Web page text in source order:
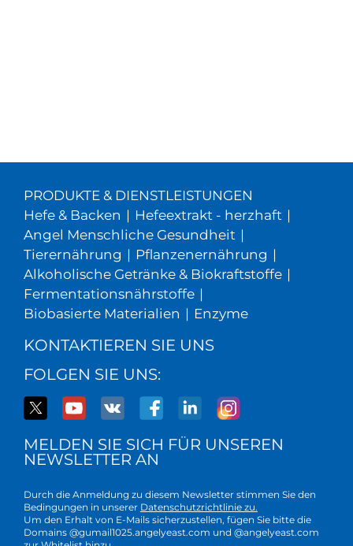
PRODUKTE & DIENSTLEISTUNGEN
Hefe & Backen | Hefeextrakt - herzhaft |
Angel Menschliche Gesundheit |
Tierernährung | Pflanzenernährung |
Alkoholische Getränke & Biokraftstoffe |
Fermentationsnährstoffe |
Biobasierte Materialien | Enzyme
KONTAKTIEREN SIE UNS
FOLGEN SIE UNS:
MELDEN SIE SICH FÜR UNSEREN
NEWSLETTER AN
Durch die Anmeldung zu diesem Newsletter stimmen Sie den
Bedingungen in unserer Datenschutzrichtlinie zu.
Um den Erhalt von E-Mails sicherzustellen, fügen Sie bitte die
Domains @gumail1025.angelyeast.com und @angelyeast.com